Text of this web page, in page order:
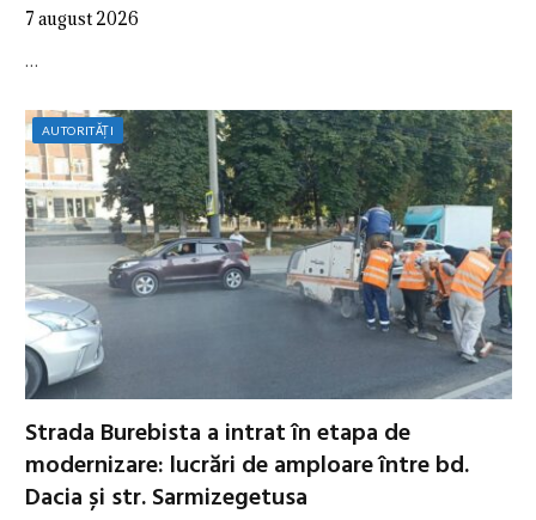
7 august 2026
…
AUTORITĂȚI
Strada Burebista a intrat în etapa de
modernizare: lucrări de amploare între bd.
Dacia și str. Sarmizegetusa